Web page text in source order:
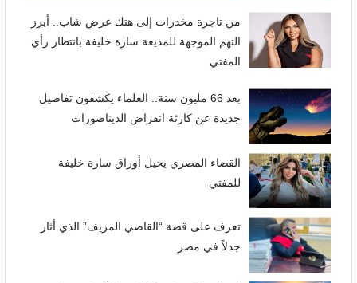
من تاجرة مخدرات إلى هتك عرض شاب.. أبرز
التهم الموجهة للمذيعة سارة خليفة بانتظار رأي
المفتي
بعد 66 مليون سنة.. العلماء يكشفون تفاصيل
جديدة عن كارثة انقراض الديناصورات
القضاء المصري يحيل أوراق سارة خليفة
للمفتي
تعرف على قصة “القاضي المزيف” الذي أثار
جدلاً في مصر